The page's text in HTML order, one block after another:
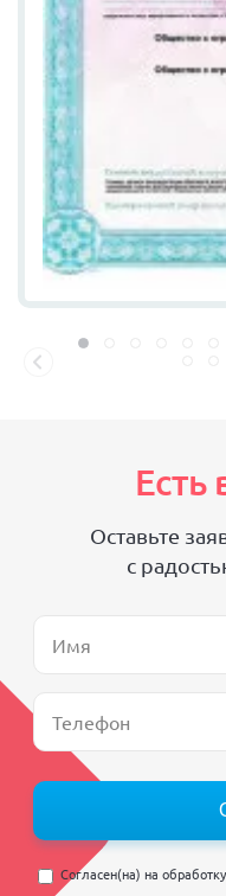
Есть
Оставьте
с
Согласен(на) на